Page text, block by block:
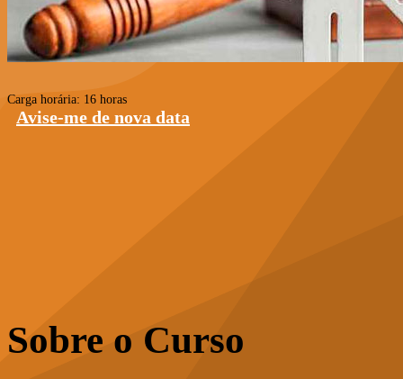
Carga horária: 16 horas
Avise-me de nova data
Sobre o Curso